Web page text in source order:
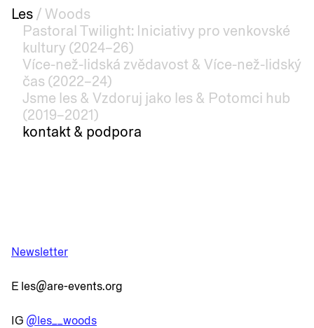
Les / Woods
Pastoral Twilight: Iniciativy pro venkovské
kultury (2024–26)
Více-než-lidská zvědavost & Více-než-lidský
čas (2022–24)
Jsme les & Vzdoruj jako les & Potomci hub
(2019–2021)
kontakt & podpora
Newsletter
E les@are-events.org
IG @les__woods